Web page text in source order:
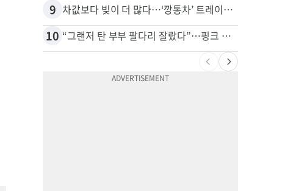
9 차값보다 빚이 더 많다…‘깡통차’ 트레이드인 급증
10 “그랜저 탄 부부 팔다리 잘랐다”…핑크 살인공장 충격 실체